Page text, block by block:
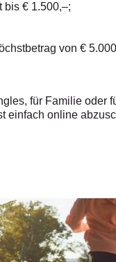
bis € 1.500,–;
von €
für Familie oder
einfach online